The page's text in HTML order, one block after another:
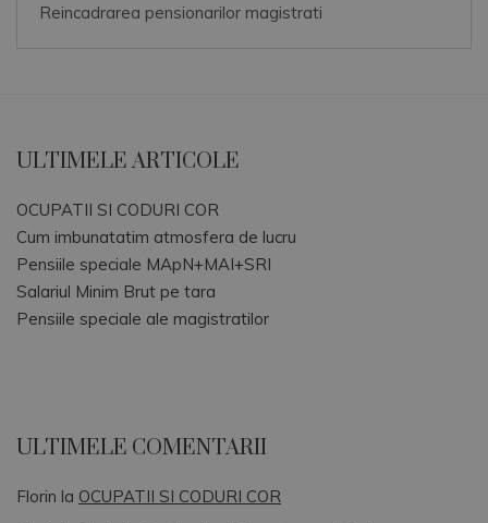
Reincadrarea pensionarilor magistrati
ULTIMELE ARTICOLE
OCUPATII SI CODURI COR
Cum imbunatatim atmosfera de lucru
Pensiile speciale MApN+MAI+SRI
Salariul Minim Brut pe tara
Pensiile speciale ale magistratilor
ULTIMELE COMENTARII
Florin la OCUPATII SI CODURI COR